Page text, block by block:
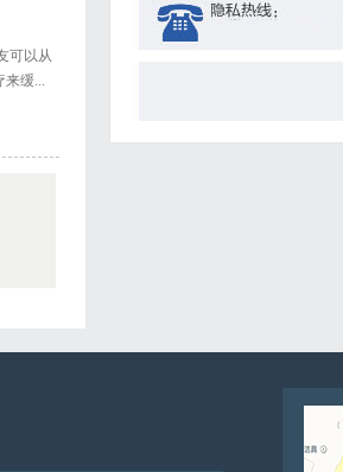
可以从
来缓...